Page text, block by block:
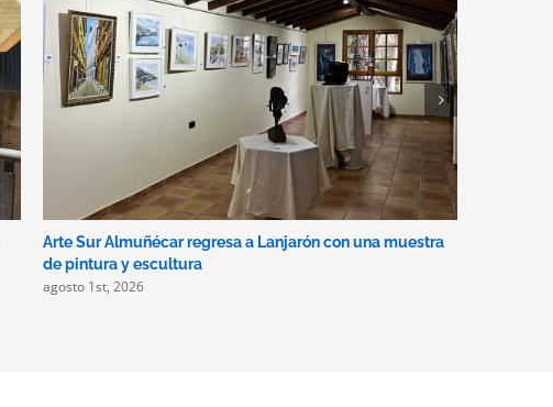
Arte Sur Almuñécar regresa a Lanjarón con una muestra
de pintura y escultura
agosto 1st, 2026